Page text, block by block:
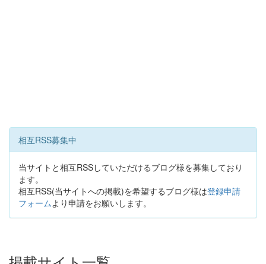
相互RSS募集中
当サイトと相互RSSしていただけるブログ様を募集しており
ます。
相互RSS(当サイトへの掲載)を希望するブログ様は登録申請
フォームより申請をお願いします。